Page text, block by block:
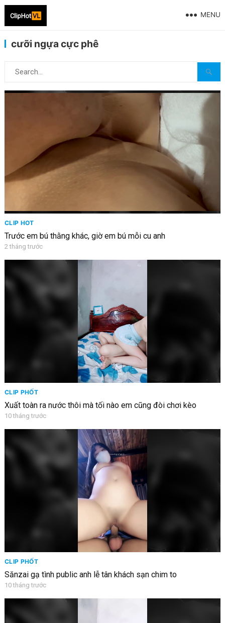
MENU
cưỡi ngựa cực phê
CLIP HOT
Trước em bú thằng khác, giờ em bú mỗi cu anh
2 tháng trước
CLIP PHỐT
Xuất toàn ra nước thôi mà tối nào em cũng đòi chơi kèo
10 tháng trước
CLIP PHỐT
Sănzai gạ tình public anh lễ tân khách sạn chim to
10 tháng trước